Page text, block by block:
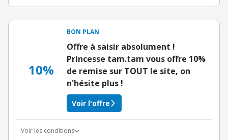
10%
BON PLAN
Offre à saisir absolument !
Princesse tam.tam vous offre 10%
de remise sur TOUT le site, on
n'hésite plus !
Voir l'offre
Voir les conditions